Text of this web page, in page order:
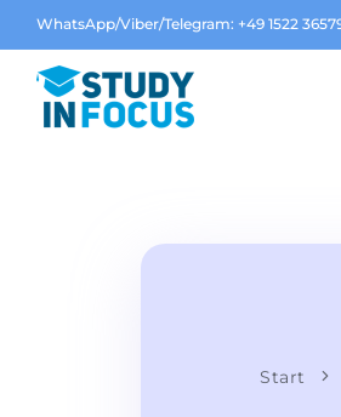
WhatsApp/Viber/Telegram: +49 1522
Start